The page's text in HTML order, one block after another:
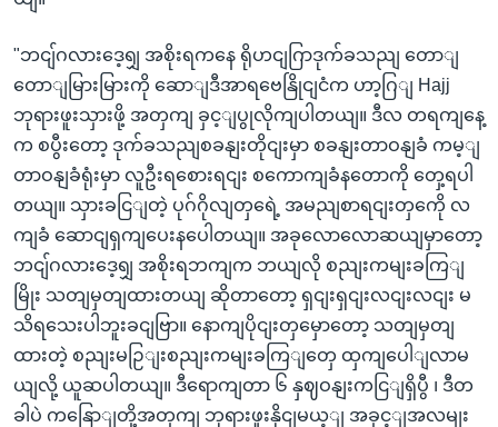
"ဘငျ်ဂလားဒေ့ရျှ အစိုးရကနေ ရိုဟငျဂြာဒုက်ခသညျ တောျ
တောျမြားမြားကို ဆောျဒီအာရဗေနြိုငျငံက ဟာ့ဂြျ Hajj
ဘုရားဖူးသှားဖို့ အတှကျ ခှင့ျပွုလိုကျပါတယျ။ ဒီလ တရကျနေ့
က စပွီးတော့ ဒုက်ခသညျစခနျးတိုငျးမှာ စခနျးတာဝနျခံ ကမ့ျ
တာဝနျခံရုံးမှာ လူဦးရစေားရငျး စကောကျခံနတောကို တှေ့ရပါ
တယျ။ သှားခငြျတဲ့ ပုဂ်ဂိုလျတှရေဲ့ အမညျစာရငျးတှကေို လ
ကျခံ ဆောငျရှကျပေးနပေါတယျ။ အခုလောလောဆယျမှာတော့
ဘငျ်ဂလားဒေ့ရျှ အစိုးရဘကျက ဘယျလို စညျးကမျးခကြျ
မြိုး သတျမှတျထားတယျ ဆိုတာတော့ ရှငျးရှငျးလငျးလငျး မ
သိရသေးပါဘူးခငျဗြာ။ နောကျပိုငျးတှမှောတော့ သတျမှတျ
ထားတဲ့ စညျးမဉြျးစညျးကမျးခကြျတှေ ထှကျပေါျလာမ
ယျလို့ ယူဆပါတယျ။ ဒီရောကျတာ ၆ နှဈဝနျးကငြျရှိပွီ ၊ ဒီတ
ခါပဲ ကနြောျတို့အတှကျ ဘုရားဖူးနိုငျမယ့ျ အခှင့ျအလမျး